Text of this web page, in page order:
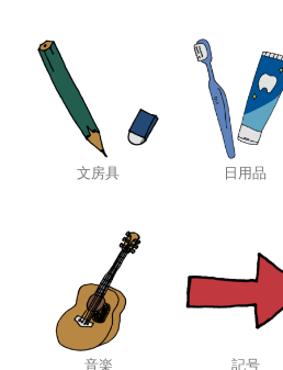
文房具 日用品
音楽 記号